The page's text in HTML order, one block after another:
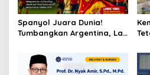
Spanyol Juara Dunia!
Tumbangkan Argentina, La
Piala Dunia 2026